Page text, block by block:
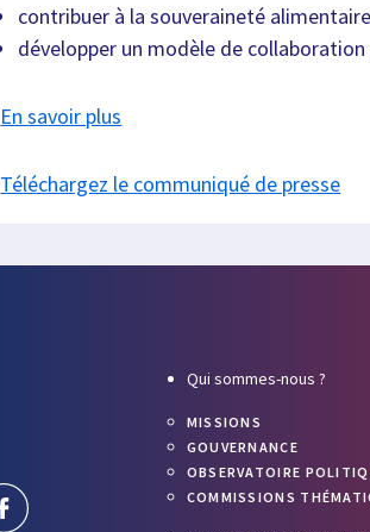
contribuer à la souveraineté
développer un modèle de
En savoir plus
Téléchargez le communiqué de presse
Qui sommes-nous ?
MISSIONS
GOUVERNANCE
OBSERVATOIRE
COMMISSIONS